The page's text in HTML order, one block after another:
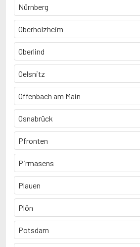
Nürnberg
Oberholzheim
Oberlind
Oelsnitz
Offenbach am Main
Osnabrück
Pfronten
Pirmasens
Plauen
Plön
Potsdam